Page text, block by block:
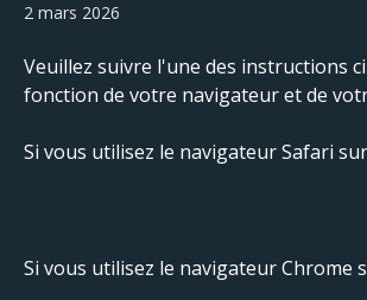
2 mars 2026
Veuillez suivre l'une des instructions
fonction de votre navigateur et de
Si vous utilisez le navigateur Safari
Si vous utilisez le navigateur Chrome